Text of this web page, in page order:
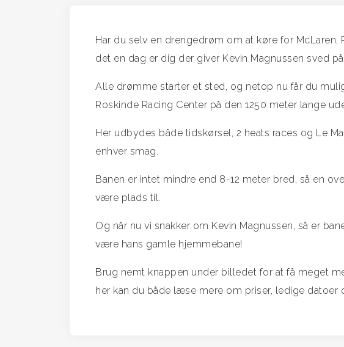
Har du selv en drengedrøm om at køre for McLaren,
det en dag er dig der giver Kevin Magnussen sved
Alle drømme starter et sted, og netop nu får du
Roskinde Racing Center på den 1250 meter lange
Her udbydes både tidskørsel, 2 heats races og Le
enhver smag.
Banen er intet mindre end 8-12 meter bred, så en
være plads til.
Og når nu vi snakker om Kevin Magnussen, så er
være hans gamle hjemmebane!
Brug nemt knappen under billedet for at få meget
her kan du både læse mere om priser, ledige datoer